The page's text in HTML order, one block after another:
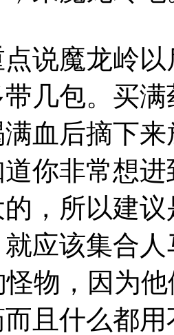
魔龙岭以
几包。买
血后摘下
你非常想
，所以建
应该集合
怪物，因为
且什么都